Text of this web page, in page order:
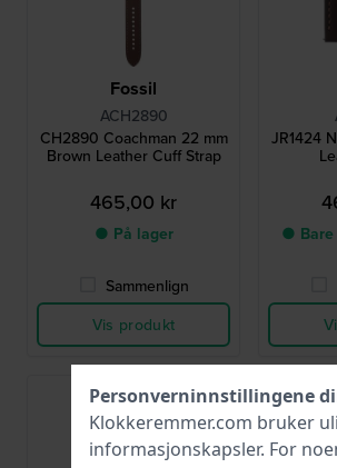
Fossil
ACH2890
CH2890 Coachman 22 mm
Brown Leather Cuff Strap
465,00 kr
● På lager
Sammenlign
Vis produkt
JR1424
● Bare
Personverninnstillingene
Klokkeremmer.com bruker
informasjonskapsler. For